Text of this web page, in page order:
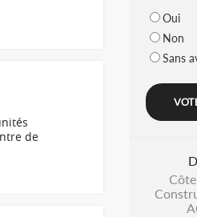
de
Oui
Non
Sans